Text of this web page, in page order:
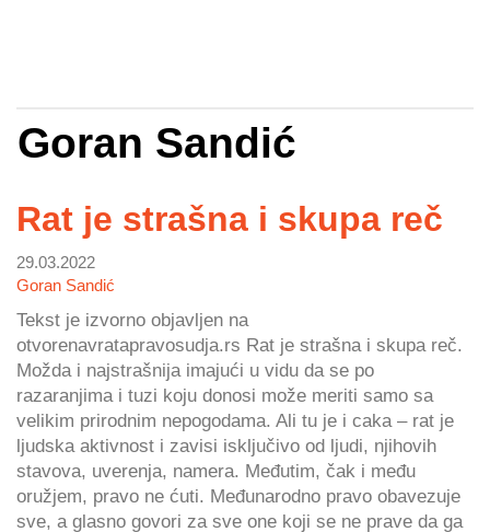
Goran Sandić
Rat je strašna i skupa reč
29.03.2022
Goran Sandić
Tekst je izvorno objavljen na
otvorenavratapravosudja.rs Rat je strašna i skupa reč.
Možda i najstrašnija imajući u vidu da se po
razaranjima i tuzi koju donosi može meriti samo sa
velikim prirodnim nepogodama. Ali tu je i caka – rat je
ljudska aktivnost i zavisi isključivo od ljudi, njihovih
stavova, uverenja, namera. Međutim, čak i među
oružjem, pravo ne ćuti. Međunarodno pravo obavezuje
sve, a glasno govori za sve one koji se ne prave da ga